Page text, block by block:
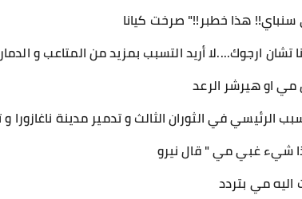
هذا خطبر!!" صرخت كيانا
تشان ارجوك....لا أريد التسبب بمزيد من المتاعب و
مي او هيرشر الرعد
الرئيسي في الثوران الثالث و تدمير مدينة
شيء غبي مي " قال نيرو
مي بتردد